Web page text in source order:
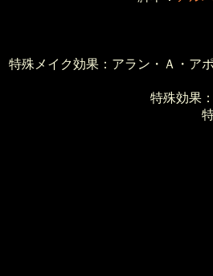
特殊メイク効果：アラン・Ａ・ア
特殊効果